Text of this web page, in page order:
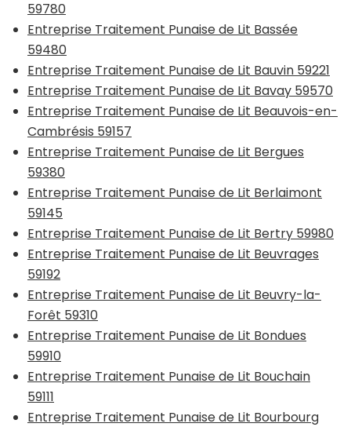
59780
Entreprise Traitement Punaise de Lit Bassée
59480
Entreprise Traitement Punaise de Lit Bauvin 59221
Entreprise Traitement Punaise de Lit Bavay 59570
Entreprise Traitement Punaise de Lit Beauvois-en-
Cambrésis 59157
Entreprise Traitement Punaise de Lit Bergues
59380
Entreprise Traitement Punaise de Lit Berlaimont
59145
Entreprise Traitement Punaise de Lit Bertry 59980
Entreprise Traitement Punaise de Lit Beuvrages
59192
Entreprise Traitement Punaise de Lit Beuvry-la-
Forêt 59310
Entreprise Traitement Punaise de Lit Bondues
59910
Entreprise Traitement Punaise de Lit Bouchain
59111
Entreprise Traitement Punaise de Lit Bourbourg